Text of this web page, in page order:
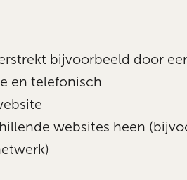
bijvoorbeeld door
en telefonisch
websites heen